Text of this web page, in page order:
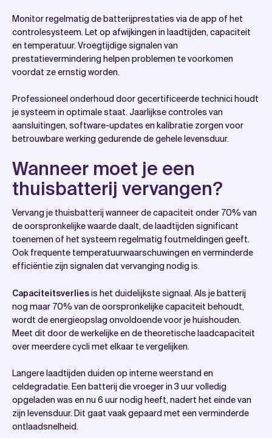
Monitor regelmatig de batterijprestaties via de app of het
controlesysteem. Let op afwijkingen in laadtijden, capaciteit
en temperatuur. Vroegtijdige signalen van
prestatievermindering helpen problemen te voorkomen
voordat ze ernstig worden.
Professioneel onderhoud door gecertificeerde technici houdt
je systeem in optimale staat. Jaarlijkse controles van
aansluitingen, software-updates en kalibratie zorgen voor
betrouwbare werking gedurende de gehele levensduur.
Wanneer moet je een
thuisbatterij vervangen?
Vervang je thuisbatterij wanneer de capaciteit onder 70% van
de oorspronkelijke waarde daalt, de laadtijden significant
toenemen of het systeem regelmatig foutmeldingen geeft.
Ook frequente temperatuurwaarschuwingen en verminderde
efficiëntie zijn signalen dat vervanging nodig is.
Capaciteitsverliesis het duidelijkste signaal. Als je batterij
nog maar 70% van de oorspronkelijke capaciteit behoudt,
wordt de energieopslag onvoldoende voor je huishouden.
Meet dit door de werkelijke en de theoretische laadcapaciteit
over meerdere cycli met elkaar te vergelijken.
Langere laadtijden duiden op interne weerstand en
celdegradatie. Een batterij die vroeger in 3 uur volledig
opgeladen was en nu 6 uur nodig heeft, nadert het einde van
zijn levensduur. Dit gaat vaak gepaard met een verminderde
ontlaadsnelheid.